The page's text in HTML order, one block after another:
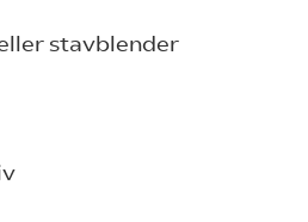
stavblender